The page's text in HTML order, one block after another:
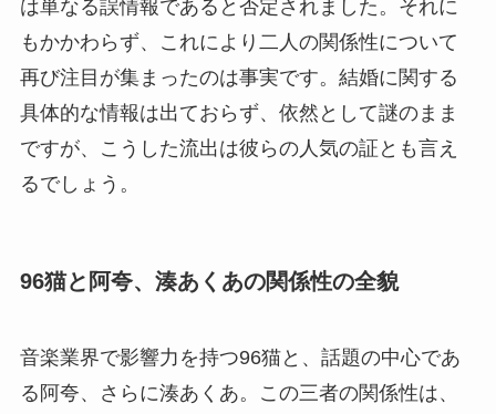
は単なる誤情報であると否定されました。それに
もかかわらず、これにより二人の関係性について
再び注目が集まったのは事実です。結婚に関する
具体的な情報は出ておらず、依然として謎のまま
ですが、こうした流出は彼らの人気の証とも言え
るでしょう。
96猫と阿夸、湊あくあの関係性の全貌
音楽業界で影響力を持つ96猫と、話題の中心であ
る阿夸、さらに湊あくあ。この三者の関係性は、